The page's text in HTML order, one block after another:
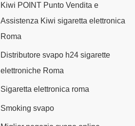
Kiwi POINT Punto Vendita e
Assistenza Kiwi sigaretta elettronica
Roma
Distributore svapo h24 sigarette
elettroniche Roma
Sigaretta elettronica roma
Smoking svapo